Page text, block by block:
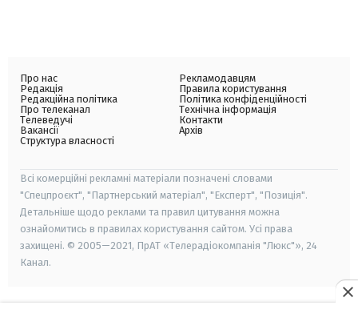
Про нас
Редакція
Редакційна політика
Про телеканал
Телеведучі
Вакансії
Структура власності
Рекламодавцям
Правила користування
Політика конфіденційності
Технічна інформація
Контакти
Архів
Всі комерційні рекламні матеріали позначені словами
"Спецпроєкт", "Партнерський матеріал", "Експерт", "Позиція".
Детальніше щодо реклами та правил цитування можна
ознайомитись в правилах користування сайтом. Усі права
захищені. © 2005—2021, ПрАТ «Телерадіокомпанія "Люкс"», 24
Канал.